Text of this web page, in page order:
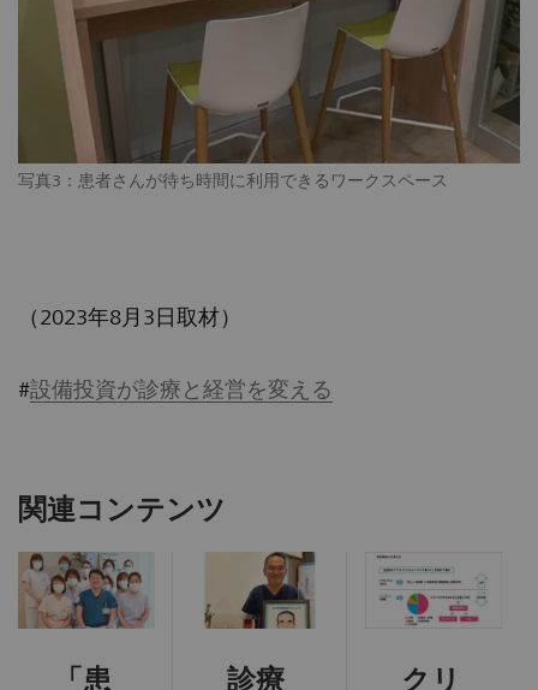
写真3：患者さんが待ち時間に利用できるワークスペース
（2023年8月3日取材）
#設備投資が診療と経営を変える
関連コンテンツ
「患
診療
クリ